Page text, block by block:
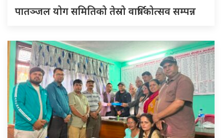
पातञ्जल योग समितिको तेस्रो वार्षिकोत्सव सम्पन्न